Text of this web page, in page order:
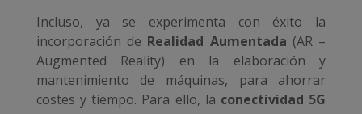
Incluso, ya se experimenta con éxito la
incorporación de Realidad Aumentada (AR –
Augmented Reality) en la elaboración y
mantenimiento de máquinas, para ahorrar
costes y tiempo. Para ello, la conectividad 5G